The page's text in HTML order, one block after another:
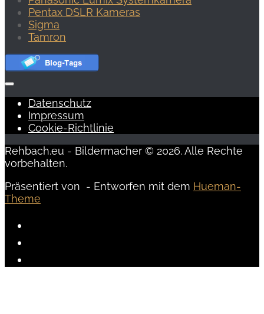
Pentax DSLR Kameras
Sigma
Tamron
Datenschutz
Impressum
Cookie-Richtlinie
Rehbach.eu - Bildermacher © 2026. Alle Rechte
vorbehalten.
Präsentiert von - Entworfen mit dem Hueman-
Theme